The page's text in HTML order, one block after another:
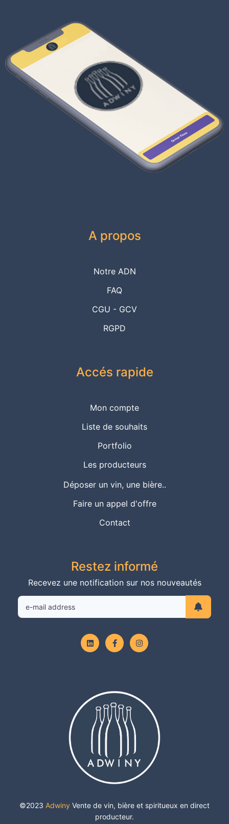
A propos
Notre ADN
FAQ
CGU - GCV
RGPD
Accés rapide
Mon compte
Liste de souhaits
Portfolio
Les producteurs
Déposer un vin, une bière..
Faire un appel d'offre
Contact
Restez informé
Recevez une notification sur nos nouveautés
©2023 Adwiny Vente de vin, bière et spiritueux en direct
producteur.